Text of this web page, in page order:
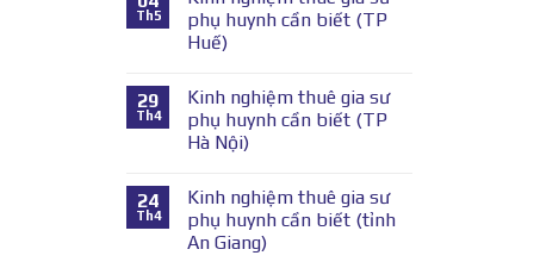
Th5
phụ huynh cần biết (TP
Huế)
29
Th4
Kinh nghiệm thuê gia sư
phụ huynh cần biết (TP
Hà Nội)
24
Th4
Kinh nghiệm thuê gia sư
phụ huynh cần biết (tỉnh
An Giang)